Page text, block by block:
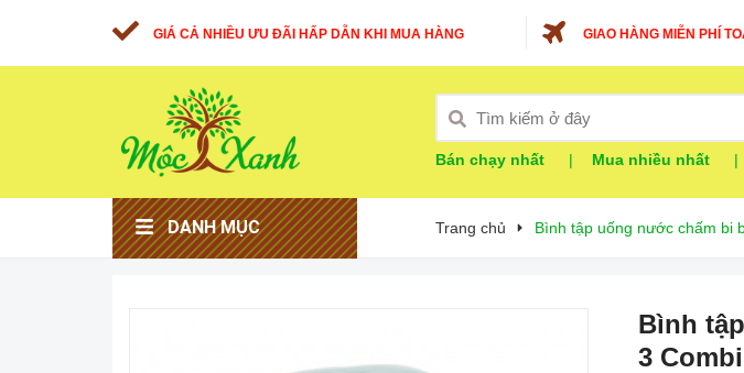
GIÁ CẢ NHIỀU ƯU ĐÃI HẤP DẪN KHI MUA HÀNG GIAO HÀNG MIỄN PHÍ
Bán chạy nhất | Mua nhiều nhất |
DANH MỤC Trang chủ Bình tập uống nước chấm bi
Bình
3 Combi